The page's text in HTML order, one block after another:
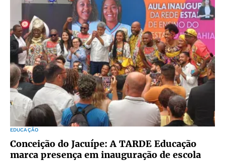
EDUCAÇÃO
Conceição do Jacuípe: A TARDE Educação
marca presença em inauguração de escola